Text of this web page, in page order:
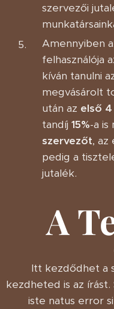
szervezői
Amennyiben
felhasználója
kíván tanulni
megvásárolt
után az első
tandíj 15%-a
szervezőt, az
pedig a
jutalék.
A
Itt kezdődhet a
kezdheted is az
iste natus error